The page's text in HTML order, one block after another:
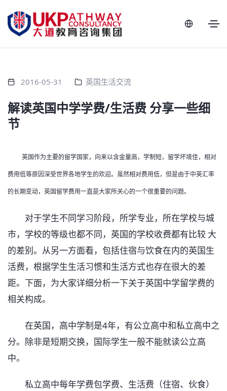
2016-05-31 英国生活交流
解读英国中学学费/生活费 分享一些细
节
英国作为主要的留学国家，向来以含金量高，学制短，留学坏境佳，相对
费用低等原因深受世界各地学生的欢迎。虽然相对费用低，但是由于中英汇率
的长期变动，英国留学费用一直是大家所关心的一个很重要的问题。
对于学生不同学习阶段，所学专业，所在学校与城
市，学校的等级也都不同，英国的学校收费都有比较 大
的差别。从另一方面看，包括住宿与饮食在内的英国生
活费，根据学生生活习惯和生活方式也存在很大的差
距。下面，为大家详细分析一下关于英国中学留学费的
相关构成。
在英国，高中学制是4年，有公立高中和私立高中之
分。除非是短期交换，国际学生一般不能就读公立高
中。
私立高中每年学费包学费、生活费（住宿、伙食）